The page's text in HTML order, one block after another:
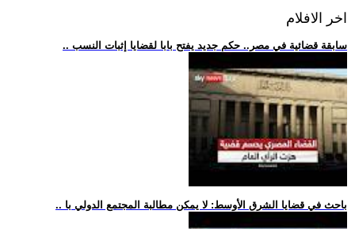
اخر الافلام
.. سابقة قضائية في مصر.. حكم جديد يفتح بابا لقضايا إثبات النسب
.. باحث في قضايا الشرق الأوسط: لا يمكن مطالبة المجتمع الدولي با